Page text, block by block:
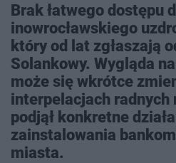
Brak łatwego dostępu
inowrocławskiego
który od lat zgłaszają
Solankowy. Wygląda
może się wkrótce
interpelacjach
podjął konkretne
zainstalowania
miasta.